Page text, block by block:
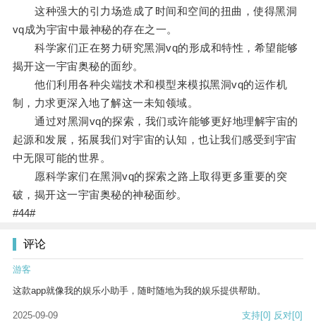
这种强大的引力场造成了时间和空间的扭曲，使得黑洞
vq成为宇宙中最神秘的存在之一。
科学家们正在努力研究黑洞vq的形成和特性，希望能够
揭开这一宇宙奥秘的面纱。
他们利用各种尖端技术和模型来模拟黑洞vq的运作机
制，力求更深入地了解这一未知领域。
通过对黑洞vq的探索，我们或许能够更好地理解宇宙的
起源和发展，拓展我们对宇宙的认知，也让我们感受到宇宙
中无限可能的世界。
愿科学家们在黑洞vq的探索之路上取得更多重要的突
破，揭开这一宇宙奥秘的神秘面纱。
#44#
评论
游客
这款app就像我的娱乐小助手，随时随地为我的娱乐提供帮助。
2025-09-09 支持[0] 反对[0]